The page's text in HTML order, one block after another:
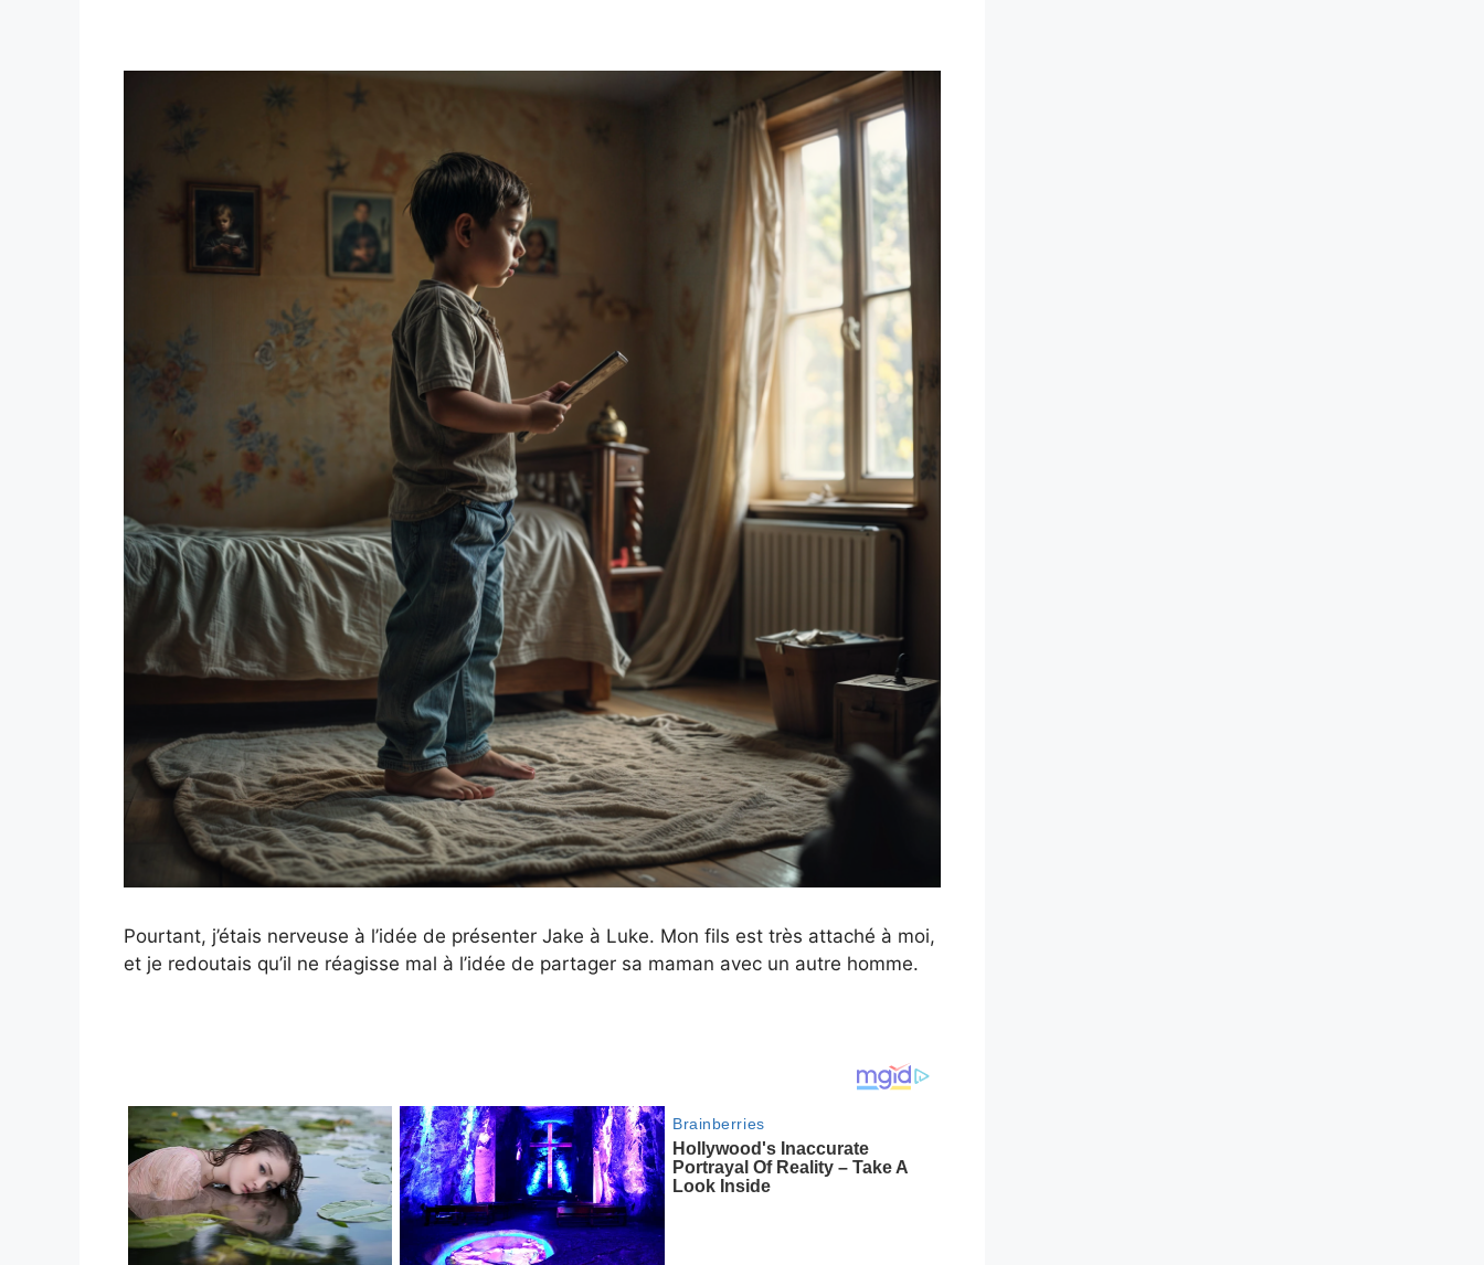
Pourtant, j’étais nerveuse à l’idée de présenter Jake à Luke. Mon fils est très attaché à moi,
et je redoutais qu’il ne réagisse mal à l’idée de partager sa maman avec un autre homme.